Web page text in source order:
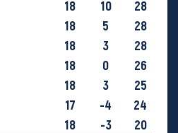
18 10
28
18 5
28
18 3
28
18 0
26
18 3
25
17 -4
24
18 -3
20